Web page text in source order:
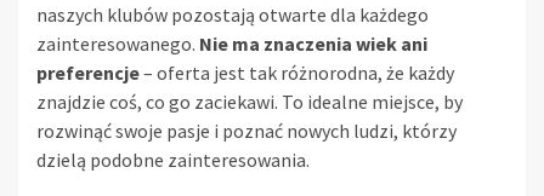
naszych klubów pozostają otwarte dla każdego
zainteresowanego. Nie ma znaczenia wiek ani
preferencje– oferta jest tak różnorodna, że każdy
znajdzie coś, co go zaciekawi. To idealne miejsce, by
rozwinąć swoje pasje i poznać nowych ludzi, którzy
dzielą podobne zainteresowania.